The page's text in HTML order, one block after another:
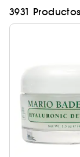
3931 Productos